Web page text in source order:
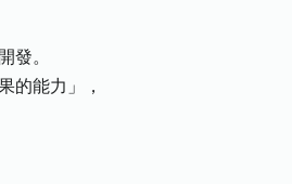
發。
能力」，